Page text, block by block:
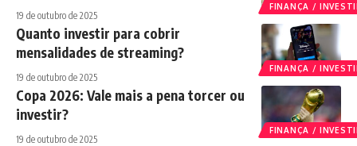
FINANÇA /
19 de outubro de 2025
FINANÇA /
Quanto investir para cobrir
mensalidades de streaming?
19 de outubro de 2025
FINANÇA /
Copa 2026: Vale mais a pena torcer ou
investir?
19 de outubro de 2025